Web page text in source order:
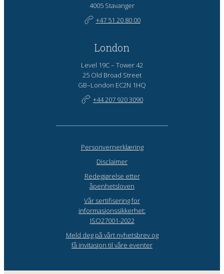
4005 Stavanger
+47 51 20 80 00
London
Level 19C – Tower 42
25 Old Broad Street
GB–London EC2N 1HQ
+44 207 920 3090
Personvernerklæring
Disclaimer
Redegjørelse etter
åpenhetsloven
Vår sertifisering for
informasjonssikkerhet:
ISO27001-2022
Meld deg på vårt nyhetsbrev og
få invitasjon til våre eventer